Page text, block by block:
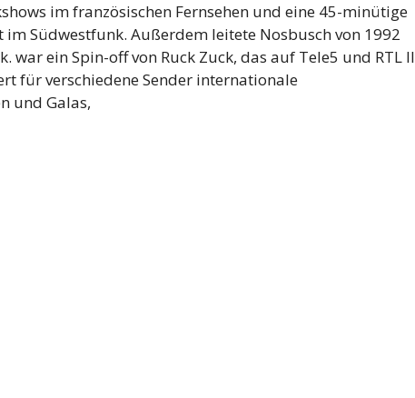
im französischen Fernsehen und eine 45-minütige
Südwestfunk. Außerdem leitete Nosbusch von 1992
war ein Spin-off von Ruck Zuck, das auf Tele5 und RTL II
für verschiedene Sender internationale
und Galas,